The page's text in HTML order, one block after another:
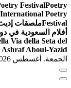
FestivalPoetry
Poetry
Festivalملصقات
أفلام السعودية في دورته الـ12: حضورٌ عالمي
Via della Seta del
Ashraf Aboul-Yazid
الجمعة. أغسطس 7th, 2026